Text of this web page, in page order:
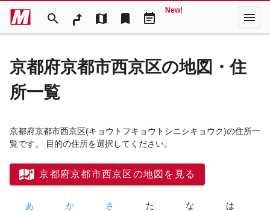
search map bookmark event_note
New! menu
京都府京都市西京区の地図・住
所一覧
京都府京都市西京区(キョウトフキョウトシニシキョウク)の住所一
覧です。 目的の住所を選択してください。
京都府京都市西京区の地図を見る
あ か さ た な は